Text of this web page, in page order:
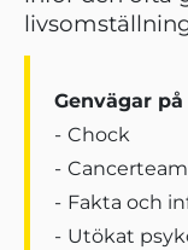
Genvägar
Chock
Cancerteam
Fakta och
Utökat